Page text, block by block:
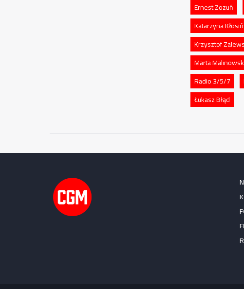
Ernest Zozuń
Katarzyna
Krzysztof
Marta
Radio 3/5/7
Łukasz Błąd